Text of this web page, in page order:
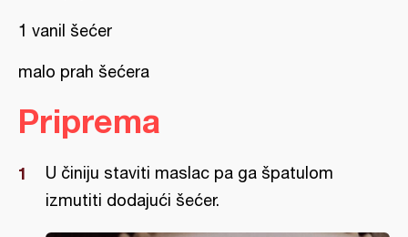
1 vanil šećer
malo prah šećera
Priprema
U činiju staviti maslac pa ga špatulom
izmutiti dodajući šećer.